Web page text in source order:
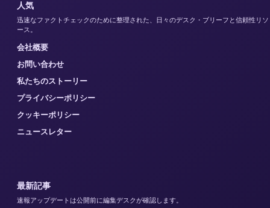
人気
迅速なファクトチェックのために整理された、日々のデスク・ブリーフと信頼性リソ
ース。
会社概要
お問い合わせ
私たちのストーリー
プライバシーポリシー
クッキーポリシー
ニュースレター
最新記事
速報アップデートは公開前に編集デスクが確認します。